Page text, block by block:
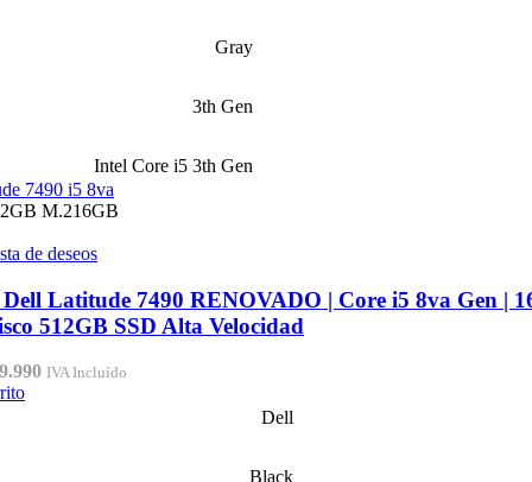
Gray
3th Gen
Intel Core i5 3th Gen
M.216GB
de deseos
Latitude 7490 RENOVADO | Core i5 8va Gen |
512GB SSD Alta Velocidad
ElIVA Incluído
Dell
Black